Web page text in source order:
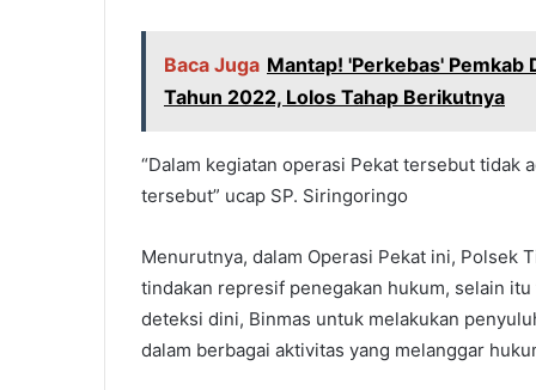
Baca Juga Mantap! 'Perkebas' Pemkab
Tahun 2022, Lolos Tahap Berikutnya
“Dalam kegiatan operasi Pekat tersebut tidak
tersebut” ucap SP. Siringoringo
Menurutnya, dalam Operasi Pekat ini, Polsek
tindakan represif penegakan hukum, selain
deteksi dini, Binmas untuk melakukan
dalam berbagai aktivitas yang melanggar